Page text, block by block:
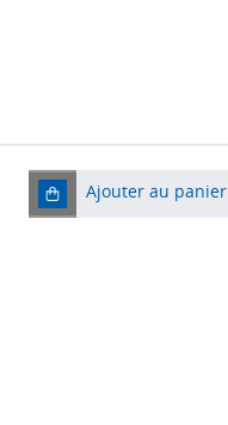
Ajouter au panier